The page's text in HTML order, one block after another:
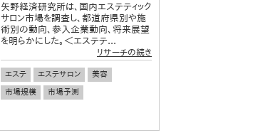
矢野経済研究所は、国内エステティック
サロン市場を調査し、都道府県別や施
術別の動向、参入企業動向、将来展望
を明らかにした。＜エステテ...
リサーチの続き
エステ エステサロン
美容
市場規模
市場予測